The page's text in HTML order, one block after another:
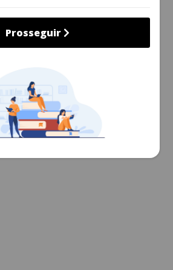
Prosseguir